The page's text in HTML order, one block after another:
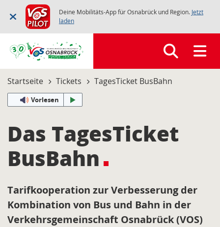
Deine Mobilitäts-App für Osnabrück und Region. Jetzt
laden
Startseite Tickets TagesTicket BusBahn
Vorlesen
Das TagesTicket
BusBahn
Tarifkooperation zur Verbesserung der
Kombination von Bus und Bahn in der
Verkehrsgemeinschaft Osnabrück (VOS)